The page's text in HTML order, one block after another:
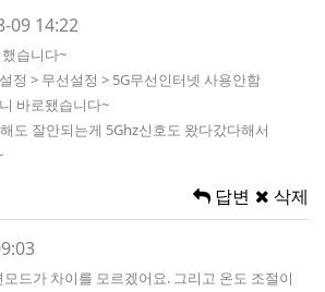
09 14:22
습니다~
정 > 무선설정 > 5G무선인터넷 사용안함
바로됐습니다~
도 잘안되는게 5Ghz신호도 왔다갔다해서
답변 삭제
드가 차이를 모르겠어요. 그리고 온도 조절이